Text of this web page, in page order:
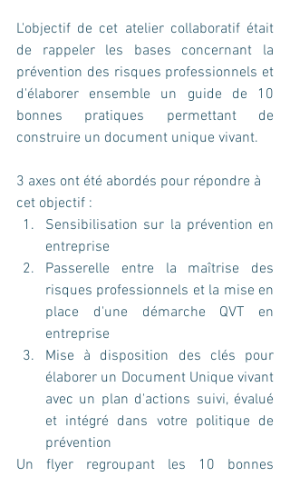
L'objectif de cet atelier collaboratif était
de rappeler les bases concernant la
prévention des risques professionnels et
d'élaborer ensemble un guide de 10
bonnes pratiques permettant de
construire un document unique vivant.
3 axes ont été abordés pour répondre à
cet objectif :
Sensibilisation sur la prévention en
entreprise
Passerelle entre la maîtrise des
risques professionnels et la mise en
place d'une démarche QVT en
entreprise
Mise à disposition des clés pour
élaborer un Document Unique vivant
avec un plan d'actions suivi, évalué
et intégré dans votre politique de
prévention
Un flyer regroupant les 10 bonnes